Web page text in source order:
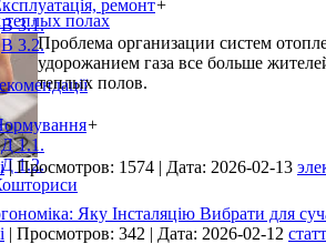
ремонт+
В 3.1.
В 3.2.
+
Д 1.1.
Д 1.2.
теплых полах
Проблема организации систем
удорожанием газа все больше
теплых полов.
|Просмотров: 1574 | Дата: 2026-02-13
Яку Інсталяцію Вибрати для
| Просмотров: 342 | Дата: 2026-02-12